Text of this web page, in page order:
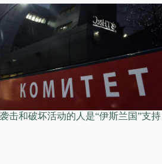
击和破坏活动的人是“伊斯兰国”支持